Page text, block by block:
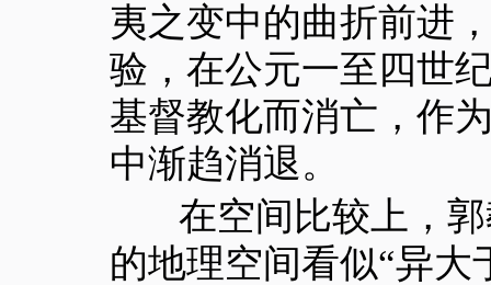
夷之变中的曲折前进
验，在公元一至四世
基督教化而消亡，作
中渐趋消退。
在空间比较上，郭
的地理空间看似“异大